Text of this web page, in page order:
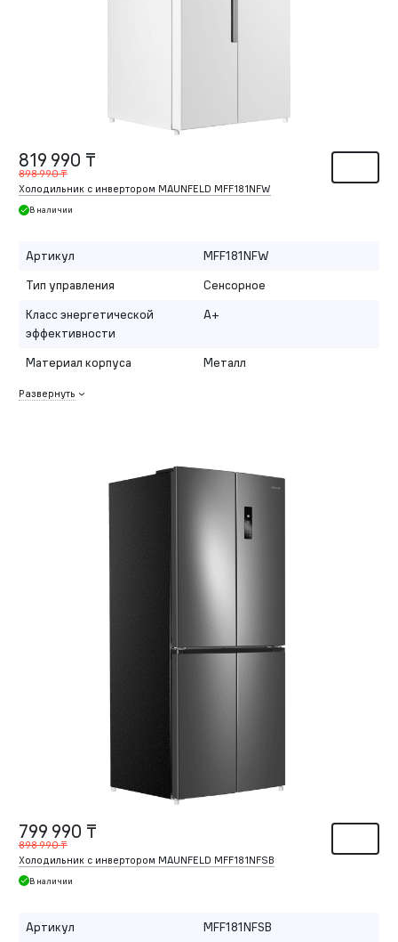
819 990 ₸
898 990 ₸
Холодильник с инвертором MAUNFELD MFF181NFW
В наличии
Артикул
MFF181NFW
Тип управления
Сенсорное
Класс энергетической
эффективности
A+
Материал корпуса Металл
Развернуть
799 990 ₸
898 990 ₸
Холодильник с инвертором MAUNFELD MFF181NFSB
В наличии
Артикул MFF181NFSB